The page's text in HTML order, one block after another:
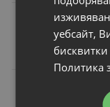
уебсайт,
Политика